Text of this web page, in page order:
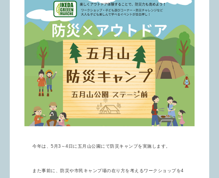
今年は、5月3～4日に五月山公園にて防災キャンプを実施します。
また事前に、防災や市民キャンプ場の在り方を考えるワークショップを4